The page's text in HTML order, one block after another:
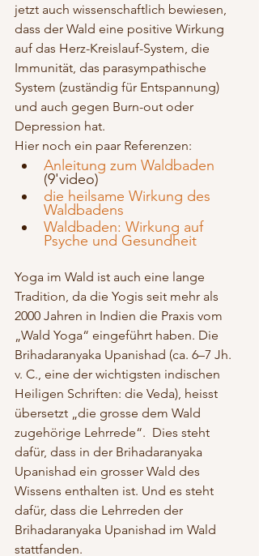
jetzt auch wissenschaftlich bewiesen,
dass der Wald eine positive Wirkung
auf das Herz-Kreislauf-System, die
Immunität, das parasympathische
System (zuständig für Entspannung)
und auch gegen Burn-out oder
Depression hat.
Hier noch ein paar Referenzen:
Anleitung zum Waldbaden
(9'video)
die heilsame Wirkung des
Waldbadens
Waldbaden: Wirkung auf
Psyche und Gesundheit
Yoga im Wald ist auch eine lange
Tradition, da die Yogis seit mehr als
2000 Jahren in Indien die Praxis vom
„Wald Yoga“ eingeführt haben. Die
Brihadaranyaka Upanishad (ca. 6–7 Jh.
v. C., eine der wichtigsten indischen
Heiligen Schriften: die Veda), heisst
übersetzt „die grosse dem Wald
zugehörige Lehrrede“.  Dies steht
dafür, dass in der Brihadaranyaka
Upanishad ein grosser Wald des
Wissens enthalten ist. Und es steht
dafür, dass die Lehrreden der
Brihadaranyaka Upanishad im Wald
stattfanden.